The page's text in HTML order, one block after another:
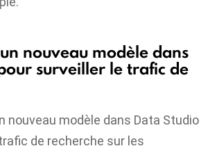
nouveau modèle dans
surveiller le trafic de
nouveau modèle dans Data Studio
de recherche sur les